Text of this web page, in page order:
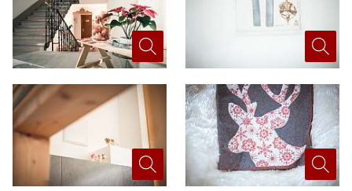
Activités en hiver
Escape Game
Toute l´année
A moins d'une heure
E-Bike et VTT
Spécial Randonnées
Activités en été
Spécial Adrénaline